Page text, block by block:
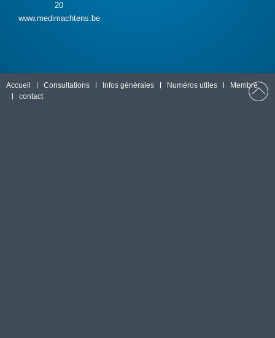
20
www.medimachtens.be
Accueil Consultations Infos générales Numéros utiles
Membre
contact